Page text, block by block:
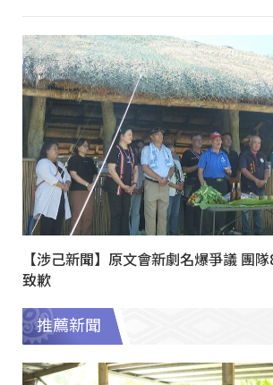
【涉己新聞】原文會新劇名爆爭議 團
致歉
推薦新聞